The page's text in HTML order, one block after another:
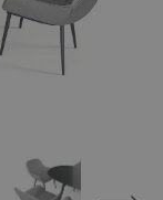
image View larger